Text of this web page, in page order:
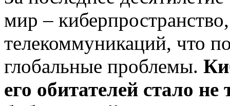
мир –
телекоммуникаций, что
глобальные проблемы.
его обитателей стало не